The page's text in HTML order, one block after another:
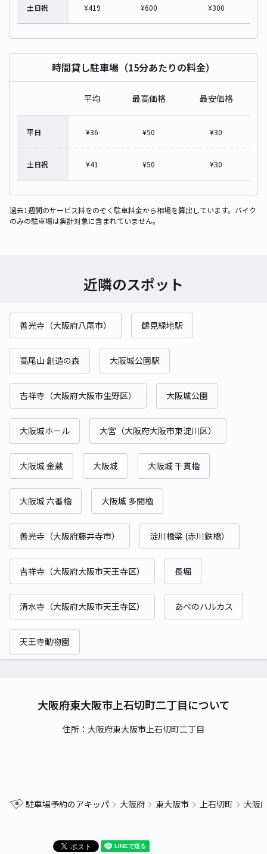
土日祝 ¥419 ¥600 ¥300
時間貸し駐車場（15分あたりの料金）
平均 最高価格 最安価格
平日 ¥36 ¥50 ¥30
土日祝 ¥41 ¥50 ¥30
過去1週間のサービス料をのぞく駐車料金から相場を算出しています。バイク
のみの駐車場は集計対象に含まれていません。
近隣のスポット
善光寺（大阪府八尾市） 鶴見緑地駅
高尾山 創造の森 大阪城公園駅
吉祥寺（大阪府大阪市生野区） 大阪城公園
大阪城ホール 大宮（大阪府大阪市東淀川区）
大阪城 金蔵 大阪城 大阪城 千貫櫓
大阪城 六番櫓 大阪城 多聞櫓
善光寺（大阪府藤井寺市） 淀川橋梁 (赤川鉄橋）
吉祥寺（大阪府大阪市天王寺区） 長堀
清水寺（大阪府大阪市天王寺区） あべのハルカス
天王寺動物園
大阪府東大阪市上石切町二丁目について
住所：大阪府東大阪市上石切町二丁目
駐車場予約のアキッパ 大阪府 東大阪市 上石切町 大阪